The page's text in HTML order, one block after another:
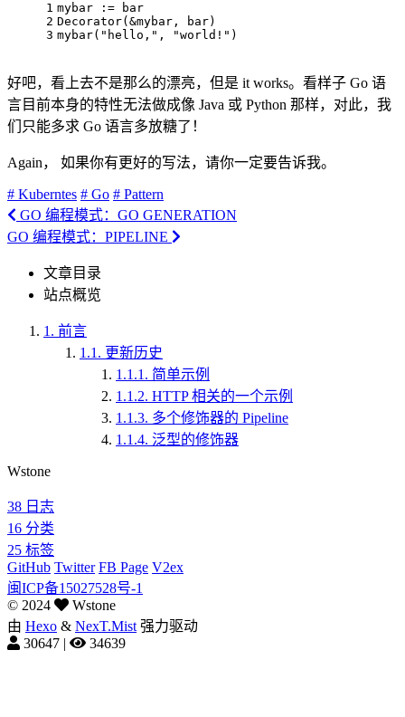
1
2
3
mybar := bar
Decorator(&mybar, bar)
mybar( "hello," , "world!" )
好吧，看上去不是那么的漂亮，但是 it works。看样子 Go 语
言目前本身的特性无法做成像 Java 或 Python 那样，对此，我
们只能多求 Go 语言多放糖了！
Again， 如果你有更好的写法，请你一定要告诉我。
# Kuberntes # Go # Pattern
GO 编程模式：GO GENERATION
GO 编程模式：PIPELINE
文章目录
站点概览
1. 前言
1.1. 更新历史
1.1.1. 简单示例
1.1.2. HTTP 相关的一个示例
1.1.3. 多个修饰器的 Pipeline
1.1.4. 泛型的修饰器
Wstone
38 日志
16 分类
25 标签
GitHub Twitter FB Page V2ex
闽ICP备15027528号-1
© 2024
Wstone
由 Hexo & NexT.Mist 强力驱动
30647 | 34639